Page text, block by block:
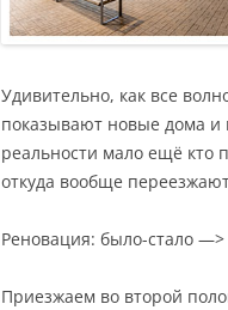
Удивительно, как все
показывают новые дома и
реальности мало ещё кто
откуда вообще
Реновация: было-стало —>
Приезжаем во второй